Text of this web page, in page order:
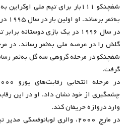
در سال ۱۹۹۶ در یک بازی دوستانه
گرفت.
وارد دروازه حریفان کند.
در مارچ ۲۰۰۰، والری